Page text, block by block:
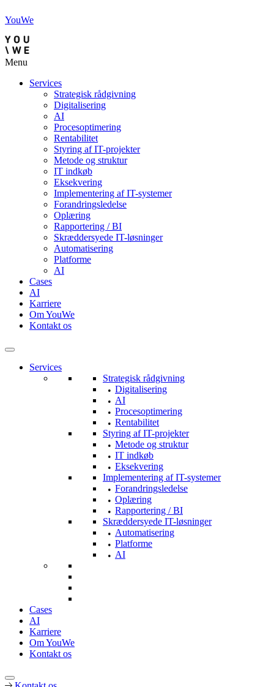
YouWe
Menu
Services
Strategisk rådgivning
Digitalisering
AI
Procesoptimering
Rentabilitet
Styring af IT-projekter
Metode og struktur
IT indkøb
Eksekvering
Implementering af IT-systemer
Forandringsledelse
Oplæring
Rapportering / BI
Skræddersyede IT-løsninger
Automatisering
Platforme
AI
Cases
AI
Karriere
Om YouWe
Kontakt os
Services
Strategisk rådgivning
Digitalisering
AI
Procesoptimering
Rentabilitet
Styring af IT-projekter
Metode og struktur
IT indkøb
Eksekvering
Implementering af IT-systemer
Forandringsledelse
Oplæring
Rapportering / BI
Skræddersyede IT-løsninger
Automatisering
Platforme
AI
Cases
AI
Karriere
Om YouWe
Kontakt os